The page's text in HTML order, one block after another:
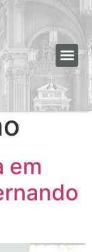
em